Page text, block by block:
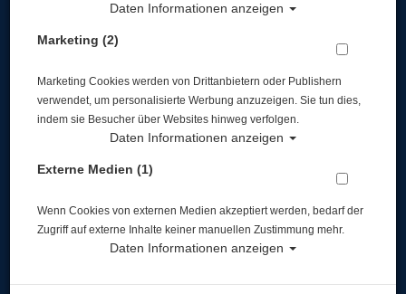
Cressi - Corsica Schnorchel - verschiedene
Artikelnr.: cre-EG2685master
Daten Informationen anzeigen
Marketing (2)
Marketing Cookies werden von Drittanbietern oder Publishern
verwendet, um personalisierte Werbung anzuzeigen. Sie tun dies,
indem sie Besucher über Websites hinweg verfolgen.
Daten Informationen anzeigen
Externe Medien (1)
Wenn Cookies von externen Medien akzeptiert werden, bedarf der
Zugriff auf externe Inhalte keiner manuellen Zustimmung mehr.
Daten Informationen anzeigen